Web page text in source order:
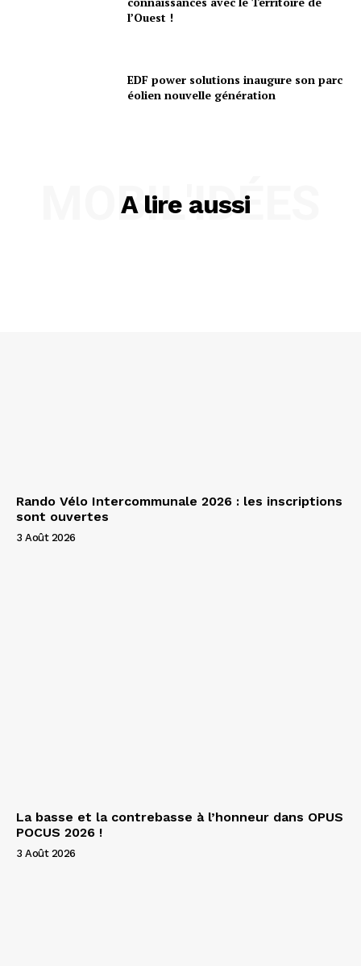
l’Ouest !
EDF power solutions inaugure son parc
éolien nouvelle génération
A lire aussi
MOBIL'IDÉES
Rando Vélo Intercommunale 2026 : les inscriptions
sont ouvertes
3 Août 2026
La basse et la contrebasse à l’honneur dans OPUS
POCUS 2026 !
3 Août 2026